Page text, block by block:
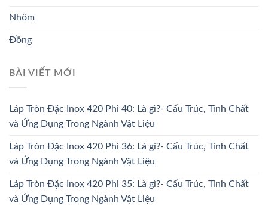
Nhôm
Đồng
BÀI VIẾT MỚI
Láp Tròn Đặc Inox 420 Phi 40: Là gì?- Cấu Trúc, Tính Chất
và Ứng Dụng Trong Ngành Vật Liệu
Láp Tròn Đặc Inox 420 Phi 36: Là gì?- Cấu Trúc, Tính Chất
và Ứng Dụng Trong Ngành Vật Liệu
Láp Tròn Đặc Inox 420 Phi 35: Là gì?- Cấu Trúc, Tính Chất
và Ứng Dụng Trong Ngành Vật Liệu